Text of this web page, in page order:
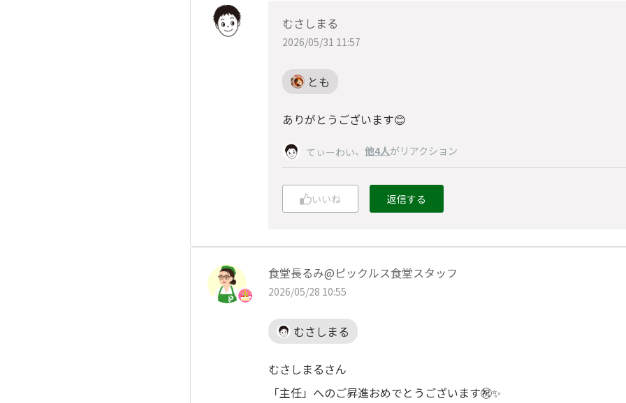
むさしまる
2026/05/31 11:57
とも
ありがとうございます😊
てぃーわい、 他4人がリアクション
いいね 返信する
食堂長るみ@ピックルス食堂スタッフ
2026/05/28 10:55
むさしまる
むさしまるさん
「主任」へのご昇進おめでとうございます㊗️✨